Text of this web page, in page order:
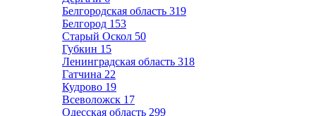
Белгородская область 319
Белгород 153
Старый Оскол 50
Губкин 15
Ленинградская область 318
Гатчина 22
Кудрово 19
Всеволожск 17
Одесская область 299